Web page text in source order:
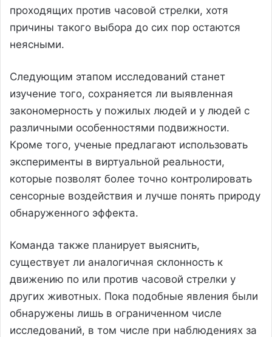
проходящих против часовой стрелки, хотя
причины такого выбора до сих пор остаются
неясными.
Следующим этапом исследований станет
изучение того, сохраняется ли выявленная
закономерность у пожилых людей и у людей с
различными особенностями подвижности.
Кроме того, ученые предлагают использовать
эксперименты в виртуальной реальности,
которые позволят более точно контролировать
сенсорные воздействия и лучше понять природу
обнаруженного эффекта.
Команда также планирует выяснить,
существует ли аналогичная склонность к
движению по или против часовой стрелки у
других животных. Пока подобные явления были
обнаружены лишь в ограниченном числе
исследований, в том числе при наблюдениях за